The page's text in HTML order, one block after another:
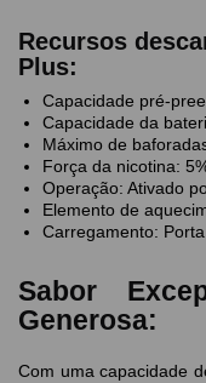
Recursos
Plus:
Capacidade pré-
Capacidade da
Máximo de
Força da nicotina:
Operação: Ativado
Elemento de
Carregamento:
Sabor
Generosa:
Com uma capacidade